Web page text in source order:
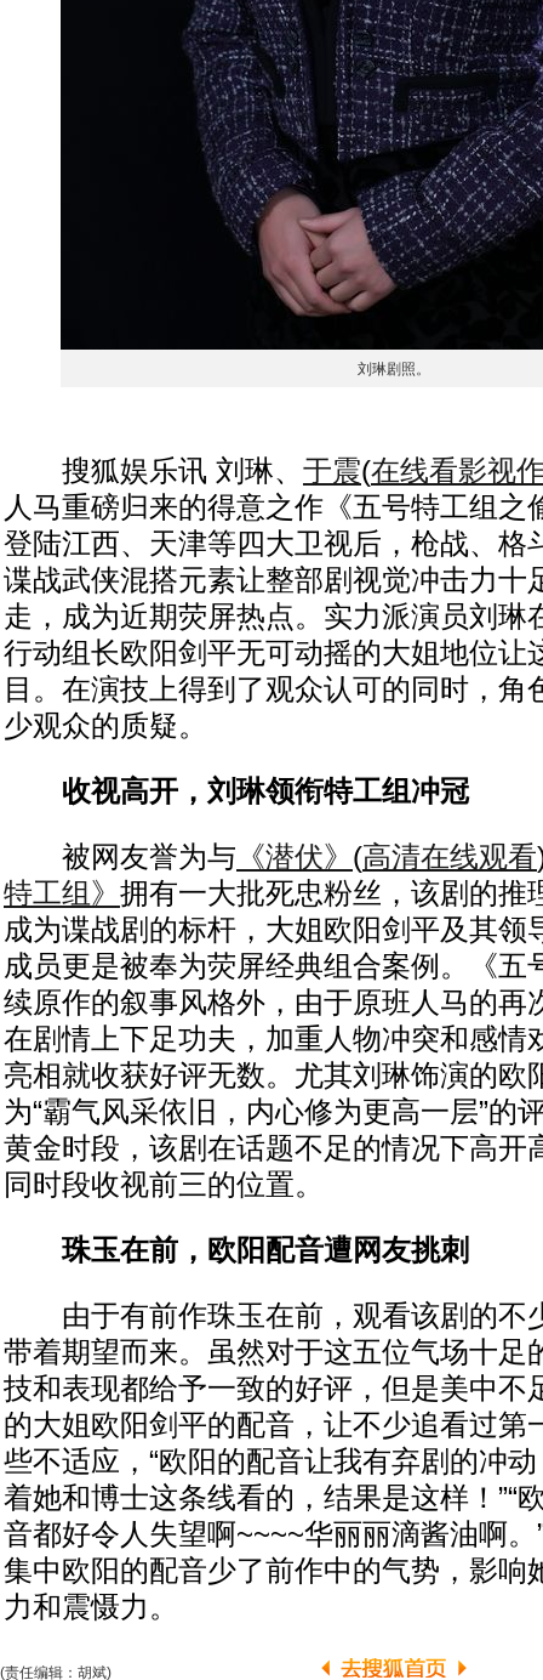
刘琳剧照。
搜狐娱乐讯 刘琳、 于震(在线看影视
人马重磅归来的得意之作《五号特工组之
登陆江西、天津等四大卫视后，枪战、格
谍战武侠混搭元素让整部剧视觉冲击力十
走，成为近期荧屏热点。实力派演员刘琳
行动组长欧阳剑平无可动摇的大姐地位让
目。在演技上得到了观众认可的同时，角
少观众的质疑。
收视高开，刘琳领衔特工组冲冠
被网友誉为与 《潜伏》 (高清在线观看
特工组》 拥有一大批死忠粉丝，该剧的推
成为谍战剧的标杆，大姐欧阳剑平及其领
成员更是被奉为荧屏经典组合案例。《五
续原作的叙事风格外，由于原班人马的再
在剧情上下足功夫，加重人物冲突和感情
亮相就收获好评无数。尤其刘琳饰演的欧
为“霸气风采依旧，内心修为更高一层”的
黄金时段，该剧在话题不足的情况下高开
同时段收视前三的位置。
珠玉在前，欧阳配音遭网友挑刺
由于有前作珠玉在前，观看该剧的不
带着期望而来。虽然对于这五位气场十足
技和表现都给予一致的好评，但是美中不
的大姐欧阳剑平的配音，让不少追看过第
些不适应，“欧阳的配音让我有弃剧的冲
着她和博士这条线看的，结果是这样！”“
音都好令人失望啊~~~~华丽丽滴酱油啊
集中欧阳的配音少了前作中的气势，影响
力和震慑力。
(责任编辑：胡斌)